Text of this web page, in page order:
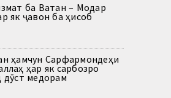
ба Ватан – Модар
як ҷавон ба ҳисоб
ҳамчун Сарфармондеҳи
ҳар як сарбозро
дӯст медорам